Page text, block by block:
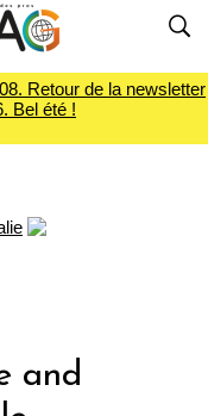
Retour de la newsletter
Bel été !
and